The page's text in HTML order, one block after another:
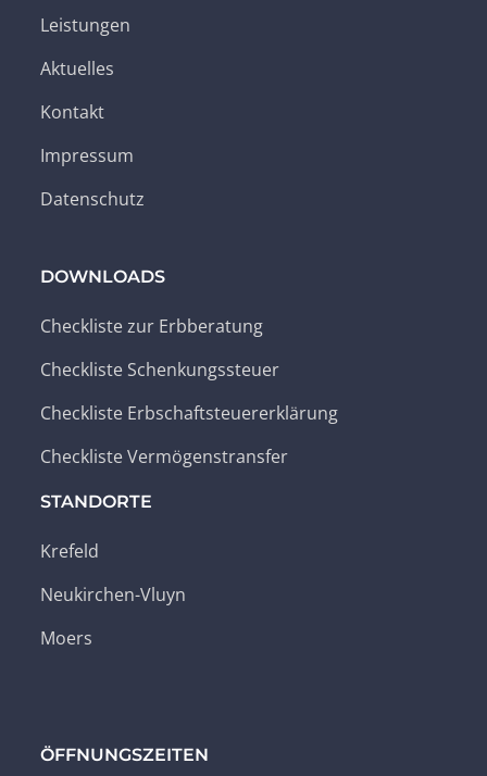
Leistungen
Aktuelles
Kontakt
Impressum
Datenschutz
DOWNLOADS
Checkliste zur Erbberatung
Checkliste Schenkungssteuer
Checkliste Erbschaftsteuererklärung
Checkliste Vermögenstransfer
STANDORTE
Krefeld
Neukirchen-Vluyn
Moers
ÖFFNUNGSZEITEN